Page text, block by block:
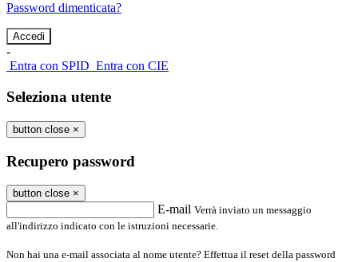
Password dimenticata?
-
Entra con SPID Entra con CIE
Seleziona utente
button close ×
Recupero password
button close ×
E-mail Verrà inviato un messaggio
all'indirizzo indicato con le istruzioni necessarie.
Non hai una e-mail associata al nome utente? Effettua il reset della password